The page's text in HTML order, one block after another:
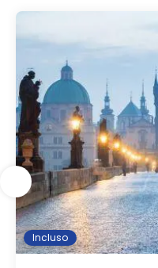
Incluso